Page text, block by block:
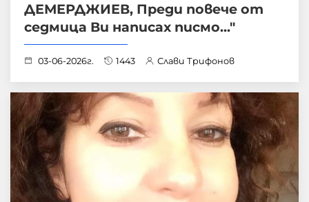
ДЕМЕРДЖИЕВ, Преди повече от
седмица Ви написах писмo..."
03-06-2026г. 1443 Слави Трифонов